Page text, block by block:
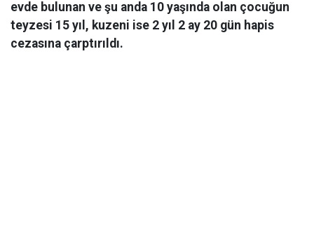
evde bulunan ve şu anda 10 yaşında olan çocuğun
teyzesi 15 yıl, kuzeni ise 2 yıl 2 ay 20 gün hapis
cezasına çarptırıldı.